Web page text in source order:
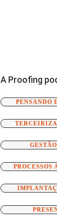
A Proofing
PENSANDO